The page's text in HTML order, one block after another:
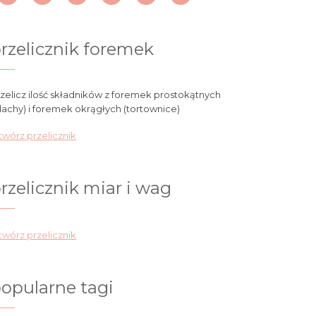
foremek
ilość składników z foremek prostokątnych
i foremek okrągłych (tortownice)
przelicznik
miar i wag
przelicznik
tagi